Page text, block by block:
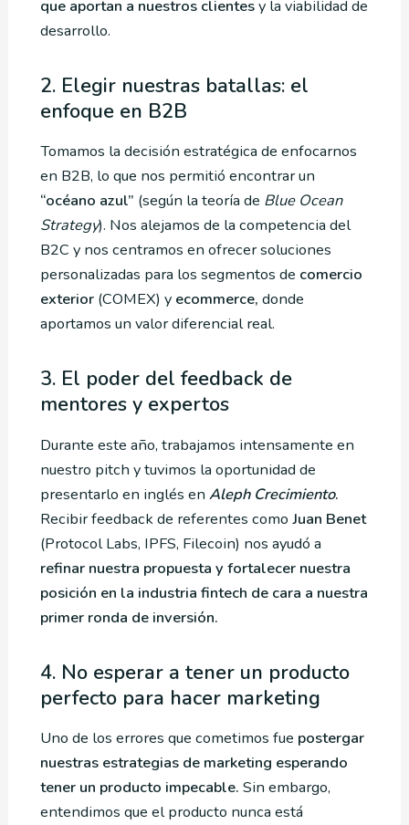
que aportan a nuestros clientesy la viabilidad de
desarrollo.
2. Elegir nuestras batallas: el
enfoque en B2B
Tomamos la decisión estratégica de enfocarnos
en B2B, lo que nos permitió encontrar un
“océano azul” (según la teoría de Blue Ocean
Strategy). Nos alejamos de la competencia del
B2C y nos centramos en ofrecer soluciones
personalizadas para los segmentos de comercio
exterior(COMEX) y ecommerce, donde
aportamos un valor diferencial real.
3. El poder del feedback de
mentores y expertos
Durante este año, trabajamos intensamente en
nuestro pitch y tuvimos la oportunidad de
presentarlo en inglés en Aleph Crecimiento.
Recibir feedback de referentes como Juan Benet
(Protocol Labs, IPFS, Filecoin) nos ayudó a
refinar nuestra propuesta y fortalecer nuestra
posición en la industria fintech de cara a nuestra
primer ronda de inversión.
4. No esperar a tener un producto
perfecto para hacer marketing
Uno de los errores que cometimos fue postergar
nuestras estrategias de marketing esperando
tener un producto impecable. Sin embargo,
entendimos que el producto nunca está